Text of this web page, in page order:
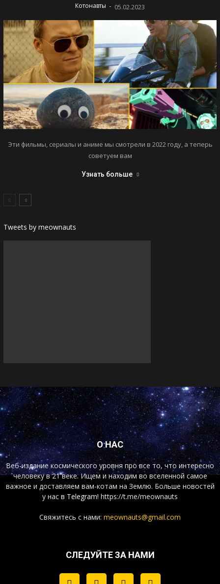
Котонавты - 05.02.2023
Эти фильмы, сериалы и аниме мы смотрели в 2022 году, а теперь
советуем вам
Узнать больше
Tweets by meownauts
О НАС
Веб-издание космического уровня про все то, что интересно
человеку в 21 веке. Ищем и находим во вселенной самое
важное и доставляем вам-котам на Землю. Больше новостей
у нас в Telegram! https://t.me/meownauts
Свяжитесь с нами: meownauts@gmail.com
СЛЕДУЙТЕ ЗА НАМИ